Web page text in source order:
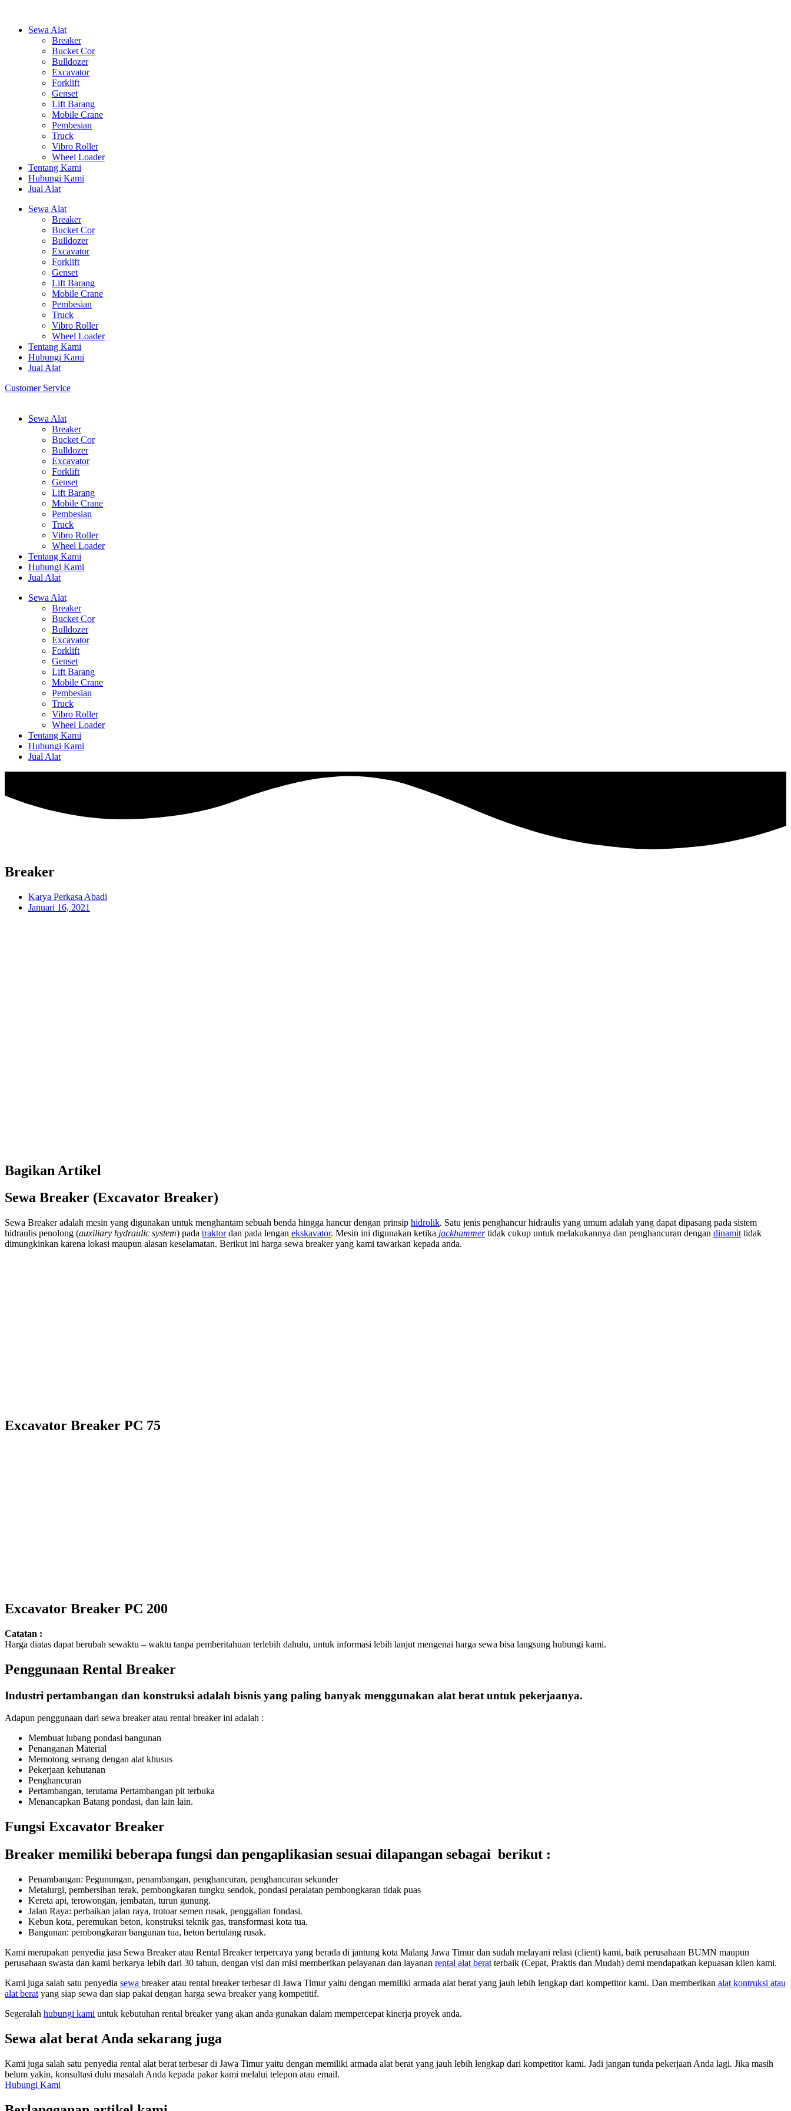
Sewa Alat
Breaker
Bucket Cor
Bulldozer
Excavator
Forklift
Genset
Lift Barang
Mobile Crane
Pembesian
Truck
Vibro Roller
Wheel Loader
Tentang Kami
Hubungi Kami
Jual Alat
Sewa Alat
Breaker
Bucket Cor
Bulldozer
Excavator
Forklift
Genset
Lift Barang
Mobile Crane
Pembesian
Truck
Vibro Roller
Wheel Loader
Tentang Kami
Hubungi Kami
Jual Alat
Customer Service
Sewa Alat
Breaker
Bucket Cor
Bulldozer
Excavator
Forklift
Genset
Lift Barang
Mobile Crane
Pembesian
Truck
Vibro Roller
Wheel Loader
Tentang Kami
Hubungi Kami
Jual Alat
Sewa Alat
Breaker
Bucket Cor
Bulldozer
Excavator
Forklift
Genset
Lift Barang
Mobile Crane
Pembesian
Truck
Vibro Roller
Wheel Loader
Tentang Kami
Hubungi Kami
Jual Alat
Breaker
Karya Perkasa Abadi
Januari 16, 2021
Bagikan Artikel
Sewa Breaker (Excavator Breaker)
Sewa Breaker adalah mesin yang digunakan untuk menghantam sebuah benda hingga hancur dengan prinsip hidrolik. Satu jenis penghancur hidraulis yang umum adalah yang dapat dipasang pada sistem
hidraulis penolong (auxiliary hydraulic system) pada traktordan pada lengan ekskavator. Mesin ini digunakan ketika jackhammertidak cukup untuk melakukannya dan penghancuran dengan dinamit tidak
dimungkinkan karena lokasi maupun alasan keselamatan. Berikut ini harga sewa breaker yang kami tawarkan kepada anda.
Excavator Breaker PC 75
Excavator Breaker PC 200
Catatan :
Harga diatas dapat berubah sewaktu – waktu tanpa pemberitahuan terlebih dahulu, untuk informasi lebih lanjut mengenai harga sewa bisa langsung hubungi kami.
Penggunaan Rental Breaker
Industri pertambangan dan konstruksi adalah bisnis yang paling banyak menggunakan alat berat untuk pekerjaanya.
Adapun penggunaan dari sewa breaker atau rental breaker ini adalah :
Membuat lubang pondasi bangunan
Penanganan Material
Memotong semang dengan alat khusus
Pekerjaan kehutanan
Penghancuran
Pertambangan, terutama Pertambangan pit terbuka
Menancapkan Batang pondasi, dan lain lain.
Fungsi Excavator Breaker
Breaker memiliki beberapa fungsi dan pengaplikasian sesuai dilapangan sebagai berikut :
Penambangan: Pegunungan, penambangan, penghancuran, penghancuran sekunder
Metalurgi, pembersihan terak, pembongkaran tungku sendok, pondasi peralatan pembongkaran tidak puas
Kereta api, terowongan, jembatan, turun gunung.
Jalan Raya: perbaikan jalan raya, trotoar semen rusak, penggalian fondasi.
Kebun kota, peremukan beton, konstruksi teknik gas, transformasi kota tua.
Bangunan: pembongkaran bangunan tua, beton bertulang rusak.
Kami merupakan penyedia jasa Sewa Breaker atau Rental Breaker terpercaya yang berada di jantung kota Malang Jawa Timur dan sudah melayani relasi (client) kami, baik perusahaan BUMN maupun
perusahaan swasta dan kami berkarya lebih dari 30 tahun, dengan visi dan misi memberikan pelayanan dan layanan rental alat berat terbaik (Cepat, Praktis dan Mudah) demi mendapatkan kepuasan klien kami.
Kami juga salah satu penyedia sewa breaker atau rental breaker terbesar di Jawa Timur yaitu dengan memiliki armada alat berat yang jauh lebih lengkap dari kompetitor kami. Dan memberikan alat kontruksi atau
alat berat yang siap sewa dan siap pakai dengan harga sewa breaker yang kompetitif.
Segeralah hubungi kami untuk kebutuhan rental breaker yang akan anda gunakan dalam mempercepat kinerja proyek anda.
Sewa alat berat Anda sekarang juga
Kami juga salah satu penyedia rental alat berat terbesar di Jawa Timur yaitu dengan memiliki armada alat berat yang jauh lebih lengkap dari kompetitor kami. Jadi jangan tunda pekerjaan Anda lagi. Jika masih
belum yakin, konsultasi dulu masalah Anda kepada pakar kami melalui telepon atau email.
Hubungi Kami